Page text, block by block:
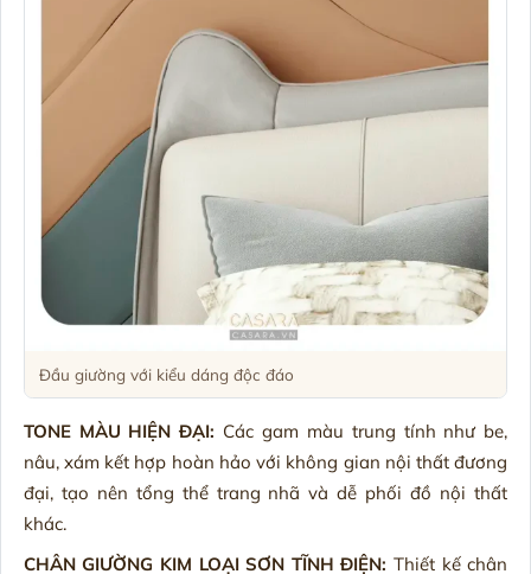
Đầu giường với kiểu dáng độc đáo
TONE MÀU HIỆN ĐẠI: Các gam màu trung tính như be,
nâu, xám kết hợp hoàn hảo với không gian nội thất đương
đại, tạo nên tổng thể trang nhã và dễ phối đồ nội thất
khác.
CHÂN GIƯỜNG KIM LOẠI SƠN TĨNH ĐIỆN: Thiết kế chân